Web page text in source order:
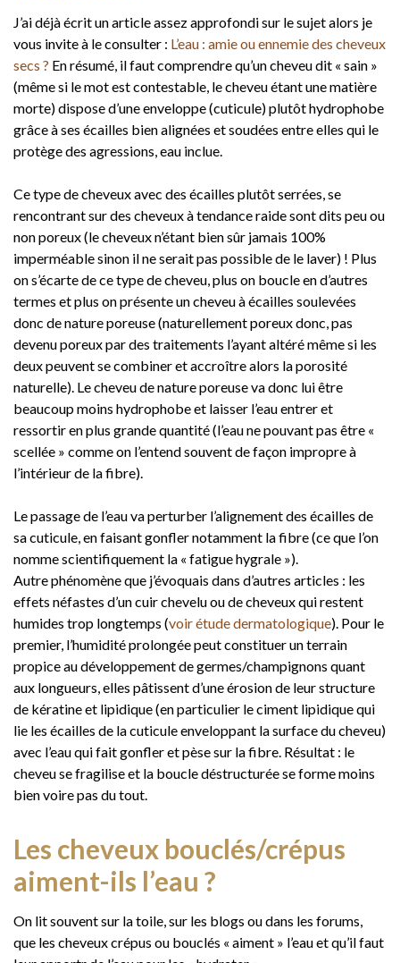
J’ai déjà écrit un article assez approfondi sur le sujet alors je
vous invite à le consulter : L’eau : amie ou ennemie des cheveux
secs ? En résumé, il faut comprendre qu’un cheveu dit « sain »
(même si le mot est contestable, le cheveu étant une matière
morte) dispose d’une enveloppe (cuticule) plutôt hydrophobe
grâce à ses écailles bien alignées et soudées entre elles qui le
protège des agressions, eau inclue.
Ce type de cheveux avec des écailles plutôt serrées, se
rencontrant sur des cheveux à tendance raide sont dits peu ou
non poreux (le cheveux n’étant bien sûr jamais 100%
imperméable sinon il ne serait pas possible de le laver) ! Plus
on s’écarte de ce type de cheveu, plus on boucle en d’autres
termes et plus on présente un cheveu à écailles soulevées
donc de nature poreuse (naturellement poreux donc, pas
devenu poreux par des traitements l’ayant altéré même si les
deux peuvent se combiner et accroître alors la porosité
naturelle). Le cheveu de nature poreuse va donc lui être
beaucoup moins hydrophobe et laisser l’eau entrer et
ressortir en plus grande quantité (l’eau ne pouvant pas être «
scellée » comme on l’entend souvent de façon impropre à
l’intérieur de la fibre).
Le passage de l’eau va perturber l’alignement des écailles de
sa cuticule, en faisant gonfler notamment la fibre (ce que l’on
nomme scientifiquement la « fatigue hygrale »).
Autre phénomène que j’évoquais dans d’autres articles : les
effets néfastes d’un cuir chevelu ou de cheveux qui restent
humides trop longtemps (voir étude dermatologique). Pour le
premier, l’humidité prolongée peut constituer un terrain
propice au développement de germes/champignons quant
aux longueurs, elles pâtissent d’une érosion de leur structure
de kératine et lipidique (en particulier le ciment lipidique qui
lie les écailles de la cuticule enveloppant la surface du cheveu)
avec l’eau qui fait gonfler et pèse sur la fibre. Résultat : le
cheveu se fragilise et la boucle déstructurée se forme moins
bien voire pas du tout.
Les cheveux bouclés/crépus
aiment-ils l’eau ?
On lit souvent sur la toile, sur les blogs ou dans les forums,
que les cheveux crépus ou bouclés « aiment » l’eau et qu’il faut